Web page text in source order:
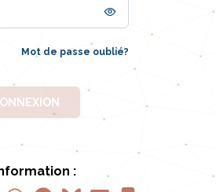
Mot de passe oublié?
: